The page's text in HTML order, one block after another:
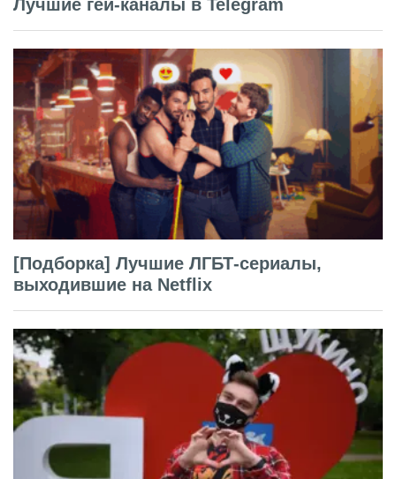
Лучшие гей-каналы в Telegram
[Подборка] Лучшие ЛГБТ-сериалы,
выходившие на Netflix